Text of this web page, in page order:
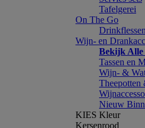
Tafelgerei
On The Go
Wijn- en
Bekijk Alle
Tassen en
Wijn- &
Theepotten
Nieuw
KIES Kleur
Kersenrood